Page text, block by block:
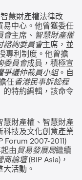
慧財產權法律改
易中心。他曾獲委任
會主席、 智慧財產權
諮詢委員會主席，並
專利制度。他曾擔
委員會成員，積極宣
爭議仲裁員小組。自
任香港民事訴訟程
的特約編輯，該命令
慧財產權、智慧財產
科技及文化創意產業
Forum 2007-2011)
由 貿易發展局繼續
商論壇(BIP Asia)，
活動。